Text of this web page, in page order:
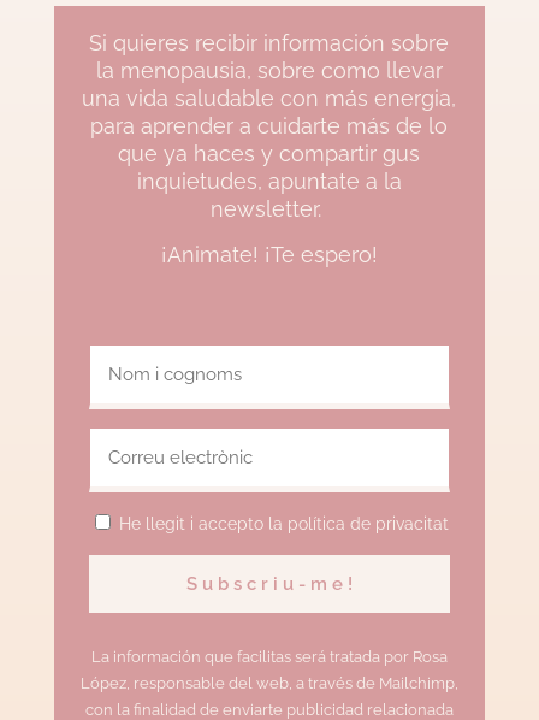
Si quieres recibir información sobre
la menopausia, sobre como llevar
una vida saludable con más energia,
para aprender a cuidarte más de lo
que ya haces y compartir gus
inquietudes, apuntate a la
newsletter.
¡Animate! ¡Te espero!
He llegit i accepto la política de privacitat
La información que facilitas será tratada por Rosa
López, responsable del web, a través de Mailchimp,
con la finalidad de enviarte publicidad relacionada